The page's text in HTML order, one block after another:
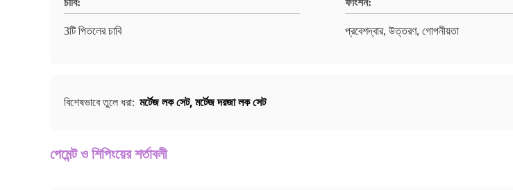
চাবি:
3টি পিতলের চাবি
ফাংশন:
প্রবেশদ্বার, উত্তরণ, গোপনীয়তা
বিশেষভাবে তুলে ধরা: মর্টেজ লক সেট, মর্টেজ দরজা লক সেট
পেমেন্ট ও শিপিংয়ের শর্তাবলী